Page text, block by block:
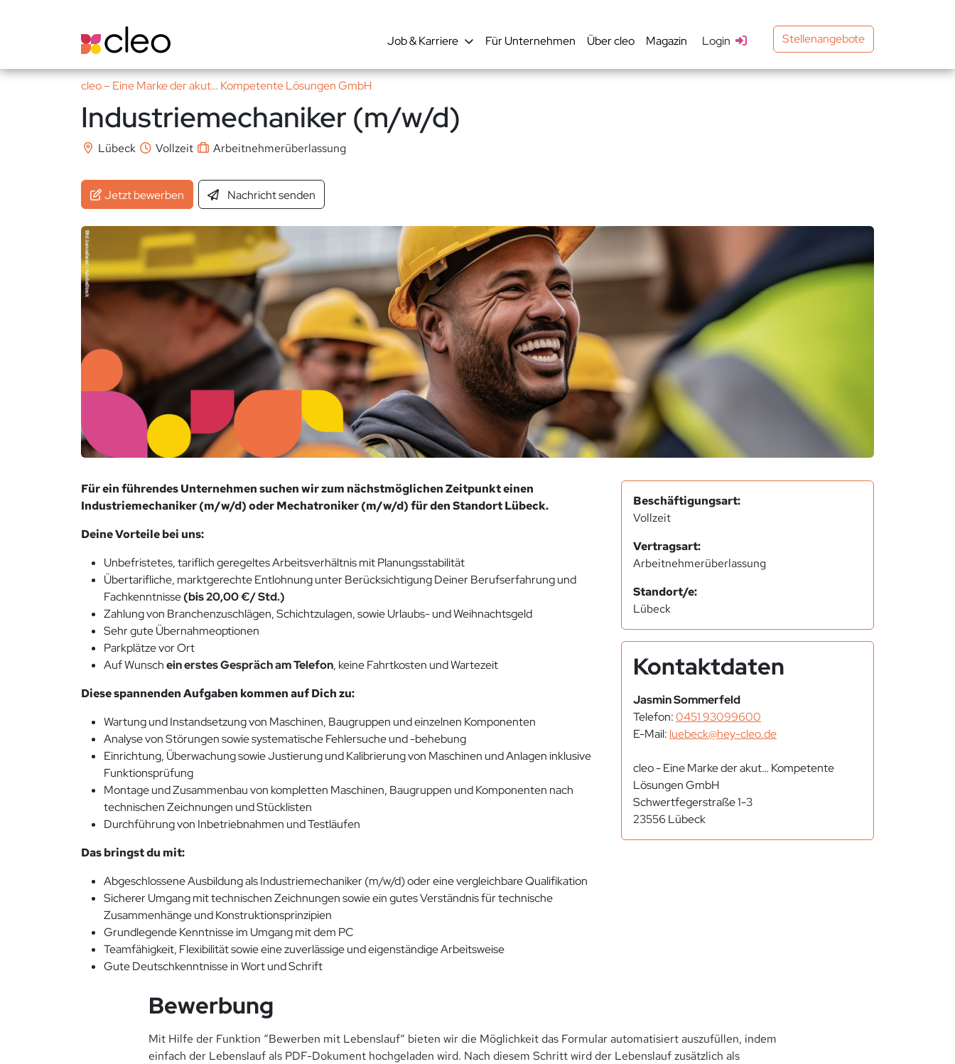
Job & Karriere Für Unternehmen Über cleo Magazin Login Stellenangebote
cleo – Eine Marke der akut… Kompetente Lösungen GmbH
Industriemechaniker (m/w/d)
Lübeck Vollzeit Arbeitnehmerüberlassung
Jetzt bewerben Nachrichtsenden
Für ein führendes Unternehmen suchen wir zum nächstmöglichen Zeitpunkt einen
Industriemechaniker (m/w/d) oder Mechatroniker (m/w/d) für den Standort Lübeck.
Deine Vorteile bei uns:
Unbefristetes, tariflich geregeltes Arbeitsverhältnis mit Planungsstabilität
Übertarifliche, marktgerechte Entlohnung unter Berücksichtigung Deiner Berufserfahrung und
Fachkenntnisse(bis 20,00 €/ Std.)
Zahlung von Branchenzuschlägen, Schichtzulagen, sowie Urlaubs- und Weihnachtsgeld
Sehr gute Übernahmeoptionen
Parkplätze vor Ort
Auf Wunschein erstes Gespräch am Telefon, keine Fahrtkosten und Wartezeit
Diese spannenden Aufgaben kommen auf Dich zu:
Wartung und Instandsetzung von Maschinen, Baugruppen und einzelnen Komponenten
Analyse von Störungen sowie systematische Fehlersuche und -behebung
Einrichtung, Überwachung sowie Justierung und Kalibrierung von Maschinen und Anlagen inklusive
Funktionsprüfung
Montage und Zusammenbau von kompletten Maschinen, Baugruppen und Komponenten nach
technischen Zeichnungen und Stücklisten
Durchführung von Inbetriebnahmen und Testläufen
Das bringst du mit:
Abgeschlossene Ausbildung als Industriemechaniker (m/w/d) oder eine vergleichbare Qualifikation
Sicherer Umgang mit technischen Zeichnungen sowie ein gutes Verständnis für technische
Zusammenhänge und Konstruktionsprinzipien
Grundlegende Kenntnisse im Umgang mit dem PC
Teamfähigkeit, Flexibilität sowie eine zuverlässige und eigenständige Arbeitsweise
Gute Deutschkenntnisse in Wort und Schrift
Beschäftigungsart:
Vollzeit
Vertragsart:
Arbeitnehmerüberlassung
Standort/e:
Lübeck
Kontaktdaten
Jasmin Sommerfeld
Telefon:0451 93099600
E-Mail: luebeck@hey-cleo.de
cleo - Eine Marke der akut… Kompetente
Lösungen GmbH
Schwertfegerstraße 1-3
23556 Lübeck
Bewerbung
Mit Hilfe der Funktion “Bewerben mit Lebenslauf“ bieten wir die Möglichkeit das Formular automatisiert auszufüllen, indem
einfach der Lebenslauf als PDF-Dokument hochgeladen wird. Nach diesem Schritt wird der Lebenslauf zusätzlich als